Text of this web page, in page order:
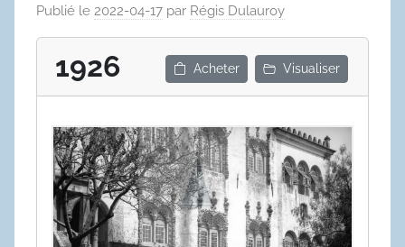
Publié le 2022-04-17 par Régis Dulauroy
1926 Acheter Visualiser